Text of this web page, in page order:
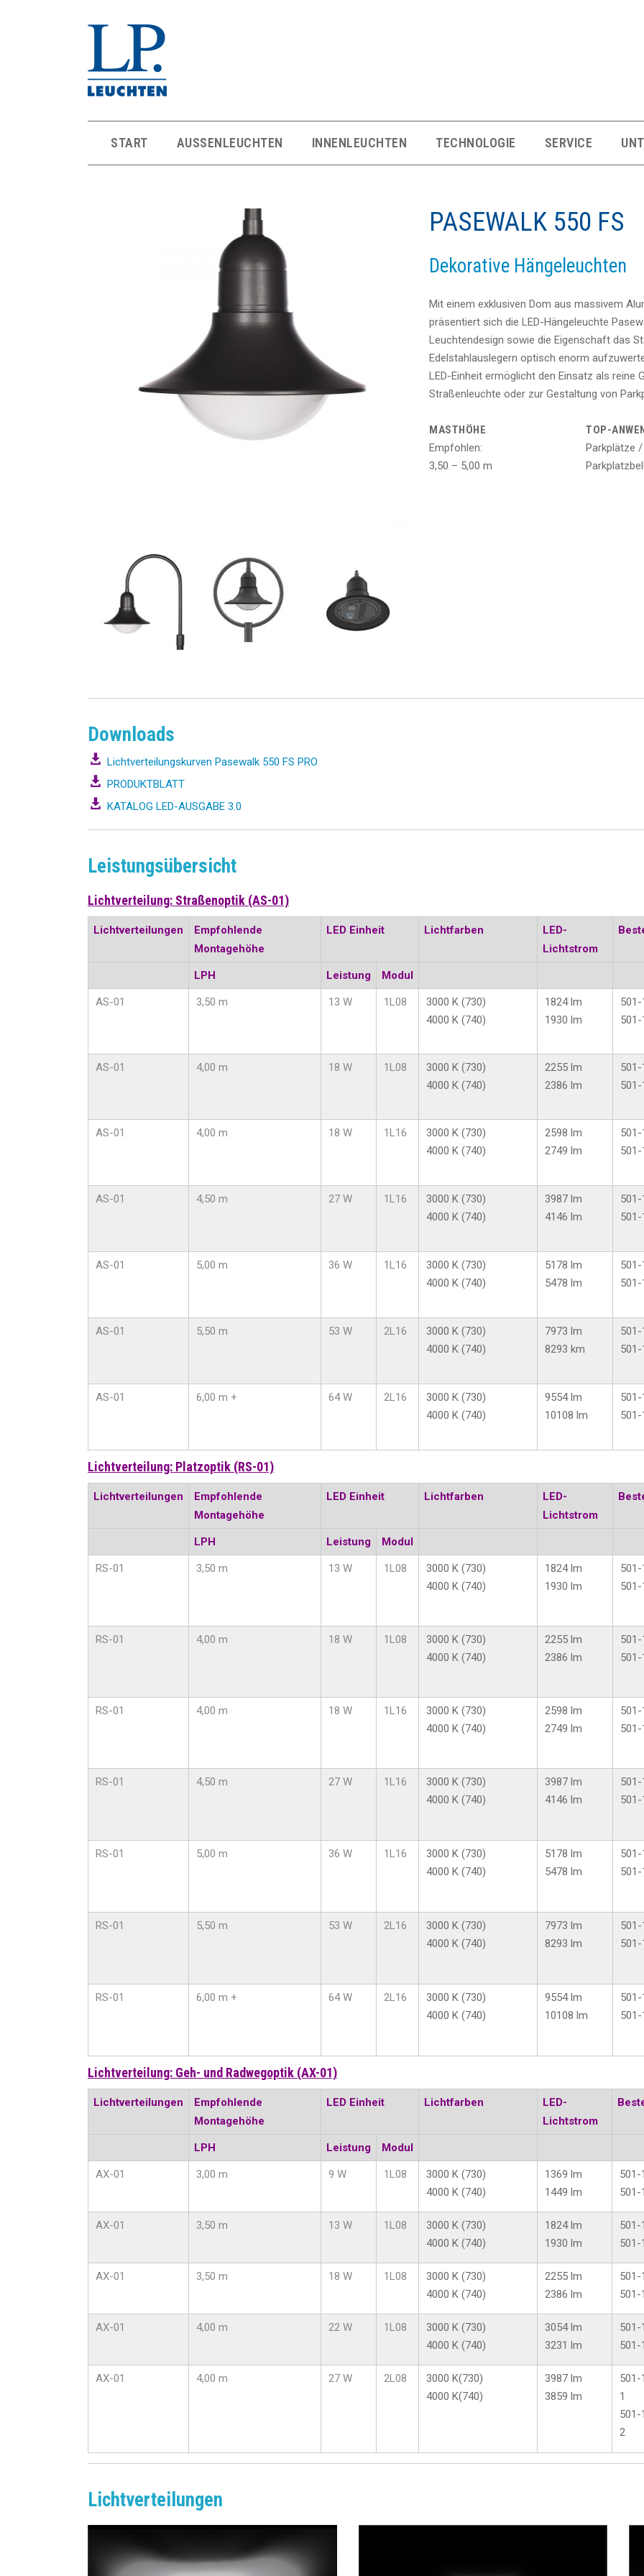
START AUSSENLEUCHTEN INNENLEUCHTEN TECHNOLOGIE SERVICE
PASEWALK 550 FS
Dekorative Hängeleuchten
Mit einem exklusiven Dom aus massivem
präsentiert sich die LED-Hängeleuchte
Leuchtendesign sowie die Eigenschaft das
Edelstahlauslegern optisch enorm
LED-Einheit ermöglicht den Einsatz als reine
Straßenleuchte oder zur Gestaltung von
MASTHÖHE
Empfohlen:
3,50 – 5,00 m
TOP-
Parkplätze /
Downloads
Lichtverteilungskurven Pasewalk 550 FS PRO
PRODUKTBLATT
KATALOG LED-AUSGABE 3.0
Leistungsübersicht
Lichtverteilung: Straßenoptik (AS-01)
AS-01 3,50 m 13 W 1L08
3000 K (730)
4000 K (740)
1824 lm
1930 lm
AS-01 4,00 m 18 W 1L08
3000 K (730)
4000 K (740)
2255 lm
2386 lm
AS-01 4,00 m 18 W 1L16
3000 K (730)
4000 K (740)
2598 lm
2749 lm
AS-01 4,50 m 27 W 1L16
3000 K (730)
4000 K (740)
3987 lm
4146 lm
AS-01 5,00 m 36 W 1L16
3000 K (730)
4000 K (740)
5178 lm
5478 lm
AS-01 5,50 m 53 W 2L16
3000 K (730)
4000 K (740)
7973 lm
8293 km
AS-01 6,00 m + 64 W 2L16
3000 K (730)
4000 K (740)
9554 lm
10108 lm
Lichtverteilungen
Empfohlende
Montagehöhe
LED Einheit Lichtfarben
LED-
Lichtstrom
LPH Leistung Modul
Lichtverteilung: Platzoptik (RS-01)
RS-01 3,50 m 13 W 1L08
3000 K (730)
4000 K (740)
1824 lm
1930 lm
501-
RS-01 4,00 m 18 W 1L08
3000 K (730)
4000 K (740)
2255 lm
2386 lm
RS-01 4,00 m 18 W 1L16
3000 K (730)
4000 K (740)
2598 lm
2749 lm
RS-01 4,50 m 27 W 1L16
3000 K (730)
4000 K (740)
3987 lm
4146 lm
501-
RS-01 5,00 m 36 W 1L16
3000 K (730)
4000 K (740)
5178 lm
5478 lm
RS-01 5,50 m 53 W 2L16
3000 K (730)
4000 K (740)
7973 lm
8293 lm
501-
RS-01 6,00 m + 64 W 2L16
3000 K (730)
4000 K (740)
9554 lm
10108 lm
Lichtverteilungen
Empfohlende
Montagehöhe
LED Einheit Lichtfarben
LED-
Lichtstrom
LPH Leistung Modul
Lichtverteilung: Geh- und Radwegoptik (AX-01)
AX-01 3,00 m 9 W 1L08
3000 K (730)
4000 K (740)
1369 lm
1449 lm
501-
501-
AX-01 3,50 m 13 W 1L08
3000 K (730)
4000 K (740)
1824 lm
1930 lm
501-
501-
AX-01 3,50 m 18 W 1L08
3000 K (730)
4000 K (740)
2255 lm
2386 lm
501-
501-
AX-01 4,00 m 22 W 1L08
3000 K (730)
4000 K (740)
3054 lm
3231 lm
501-
501-
AX-01 4,00 m 27 W 2L08
3000 K(730)
4000 K(740)
3987 lm
3859 lm
501-
1
501-
2
Lichtverteilungen
Empfohlende
Montagehöhe
LED Einheit Lichtfarben
LED-
Lichtstrom
LPH Leistung Modul
Lichtverteilungen